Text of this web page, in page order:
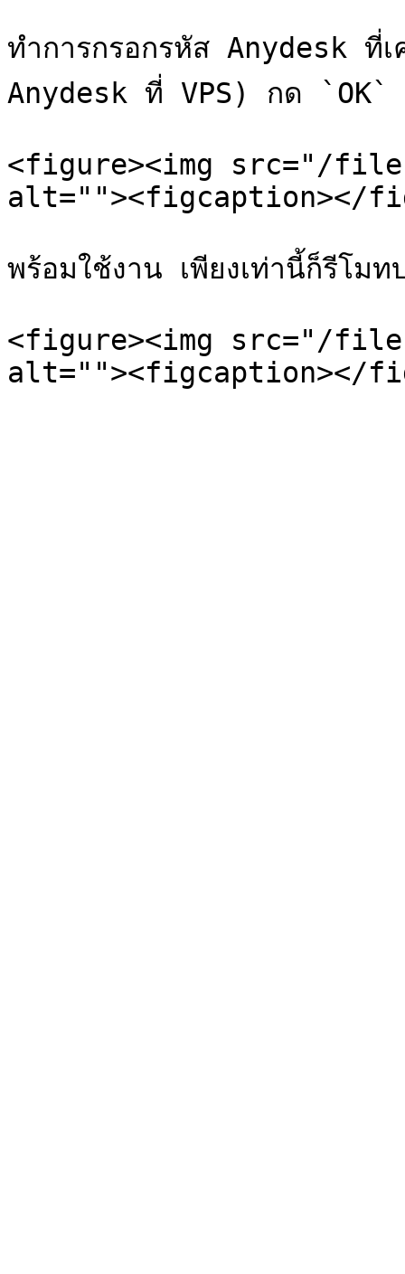
ทำการกรอกรหัส Anydesk ที่
Anydesk ที่ VPS) กด `OK`
<figure><img src="/
alt=""><figcaption></
พร้อมใช้งาน เพียงเท่านี้ก็รีโม
<figure><img src="/